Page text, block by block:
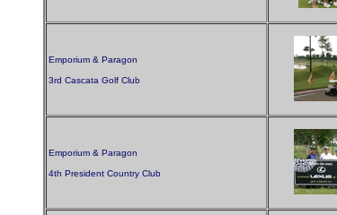
Emporium & Paragon
3rd Cascata Golf Club
Emporium & Paragon
4th President Country Club